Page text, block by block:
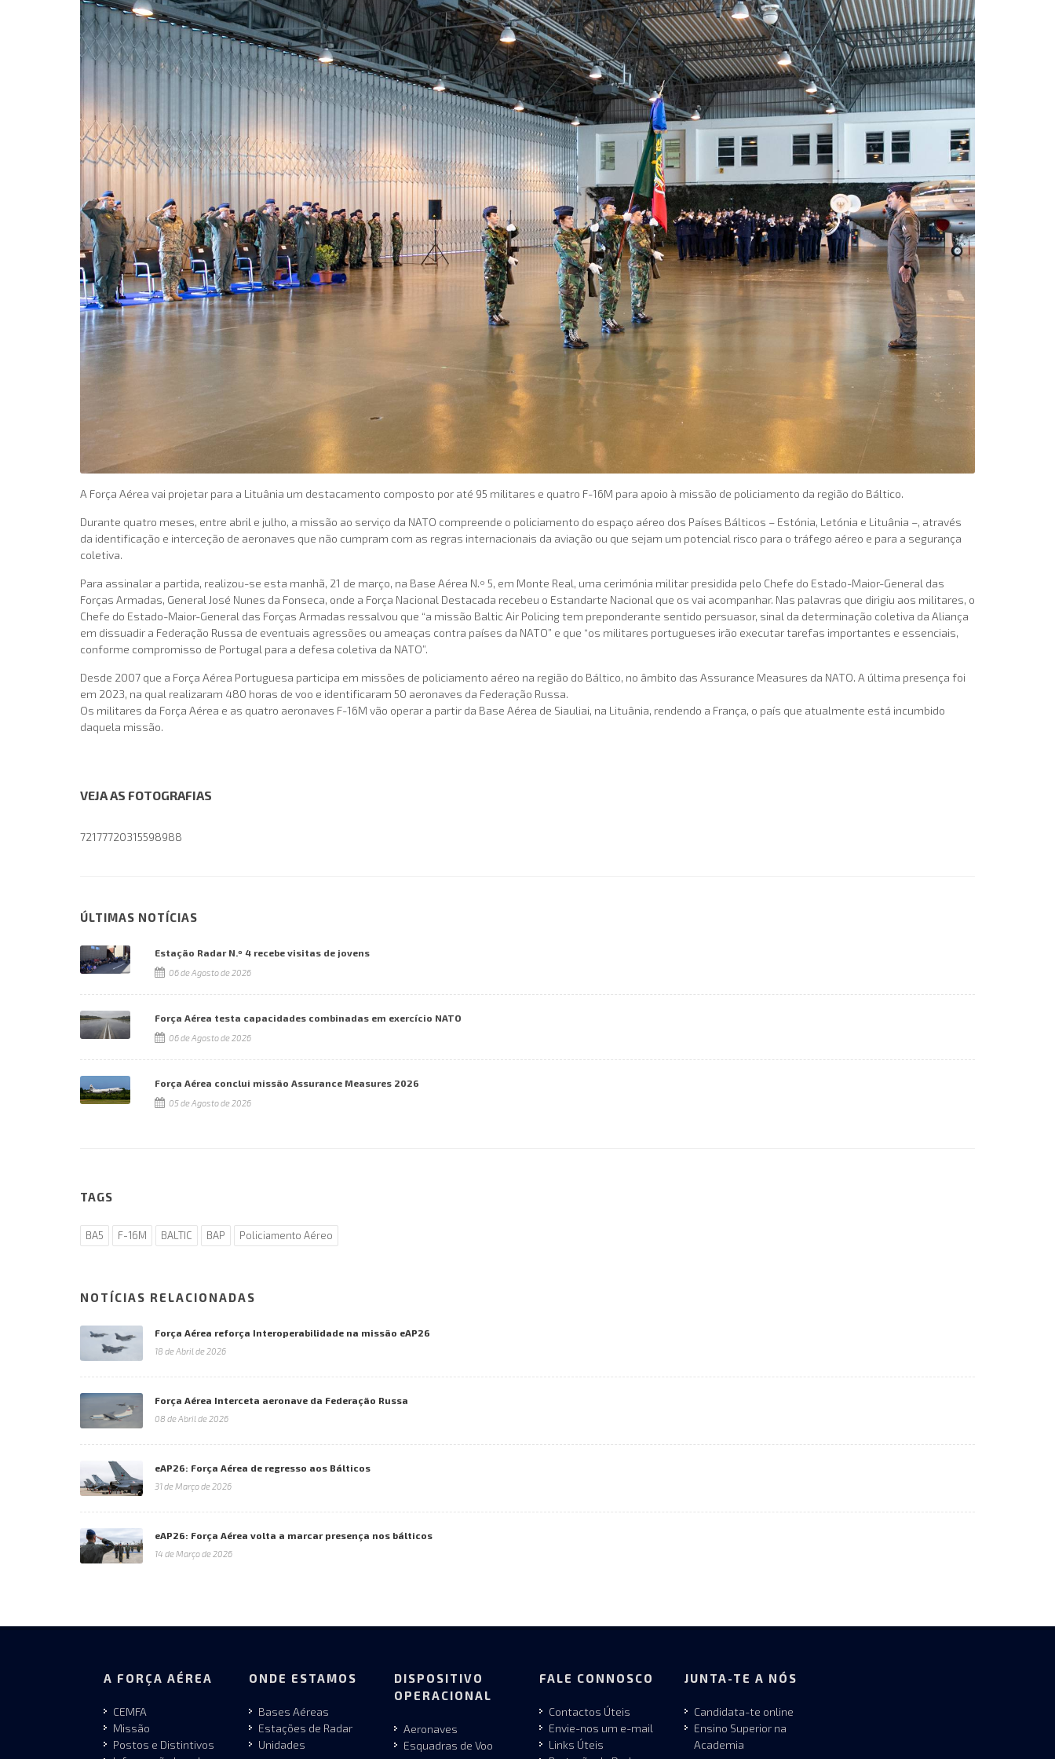
A Força Aérea vai projetar para a Lituânia um destacamento composto por até 95 militares e quatro F-16M para apoio à missão de policiamento da região do Báltico.
Durante quatro meses, entre abril e julho, a missão ao serviço da NATO compreende o policiamento do espaço aéreo dos Países Bálticos – Estónia, Letónia e Lituânia –, através
da identificação e interceção de aeronaves que não cumpram com as regras internacionais da aviação ou que sejam um potencial risco para o tráfego aéreo e para a segurança
coletiva.
Para assinalar a partida, realizou-se esta manhã, 21 de março, na Base Aérea N.º 5, em Monte Real, uma cerimónia militar presidida pelo Chefe do Estado-Maior-General das
Forças Armadas, General José Nunes da Fonseca, onde a Força Nacional Destacada recebeu o Estandarte Nacional que os vai acompanhar. Nas palavras que dirigiu aos militares, o
Chefe do Estado-Maior-General das Forças Armadas ressalvou que “a missão Baltic Air Policing tem preponderante sentido persuasor, sinal da determinação coletiva da Aliança
em dissuadir a Federação Russa de eventuais agressões ou ameaças contra países da NATO” e que “os militares portugueses irão executar tarefas importantes e essenciais,
conforme compromisso de Portugal para a defesa coletiva da NATO”.
Desde 2007 que a Força Aérea Portuguesa participa em missões de policiamento aéreo na região do Báltico, no âmbito das Assurance Measures da NATO. A última presença foi
em 2023, na qual realizaram 480 horas de voo e identificaram 50 aeronaves da Federação Russa.
Os militares da Força Aérea e as quatro aeronaves F-16M vão operar a partir da Base Aérea de Siauliai, na Lituânia, rendendo a França, o país que atualmente está incumbido
daquela missão.
VEJA AS FOTOGRAFIAS
72177720315598988
ÚLTIMAS NOTÍCIAS
Estação Radar N.º 4 recebe visitas de jovens
06 de Agosto de 2026
Força Aérea testa capacidades combinadas em exercício NATO
06 de Agosto de 2026
Força Aérea conclui missão Assurance Measures 2026
05 de Agosto de 2026
TAGS
BA5 F-16M BALTIC BAP Policiamento Aéreo
NOTÍCIAS RELACIONADAS
Força Aérea reforça Interoperabilidade na missão eAP26
18 de Abril de 2026
Força Aérea Interceta aeronave da Federação Russa
08 de Abril de 2026
eAP26: Força Aérea de regresso aos Bálticos
31 de Março de 2026
eAP26: Força Aérea volta a marcar presença nos bálticos
14 de Março de 2026
A FORÇA AÉREA
CEMFA
Missão
Postos e Distintivos
ONDE ESTAMOS
Bases Aéreas
Estações de Radar
Unidades
DISPOSITIVO
OPERACIONAL
Aeronaves
Esquadras de Voo
FALE CONNOSCO
Contactos Úteis
Envie-nos um e-mail
Links Úteis
JUNTA-TE A NÓS
Candidata-te online
Ensino Superior na
Academia